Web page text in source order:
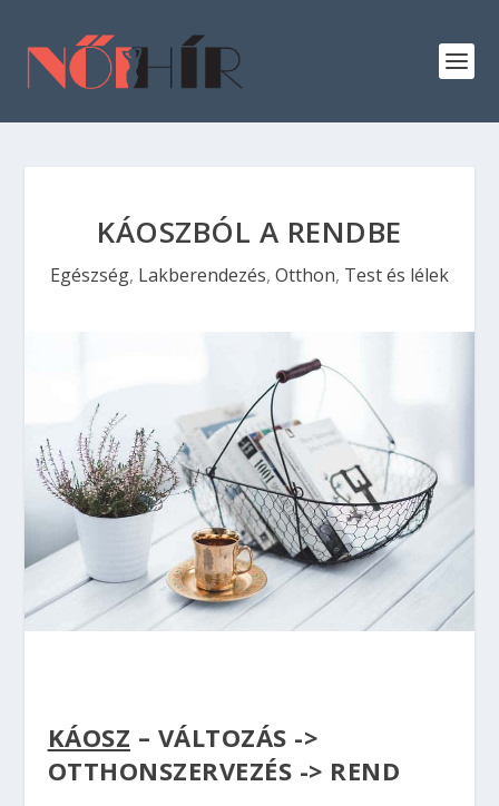
KÁOSZBÓL A RENDBE
Egészség, Lakberendezés, Otthon, Test és lélek
KÁOSZ – VÁLTOZÁS ->
OTTHONSZERVEZÉS -> REND